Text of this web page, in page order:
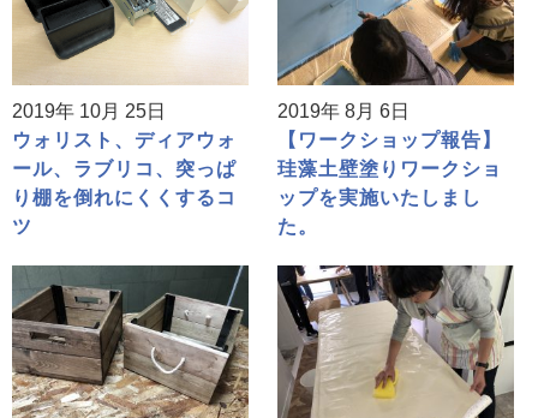
2019年 10月 25日
ウォリスト、ディアウォ
ール、ラブリコ、突っぱ
り棚を倒れにくくするコ
ツ
2019年 8月 6日
【ワークショップ報告】
珪藻土壁塗りワークショ
ップを実施いたしまし
た。